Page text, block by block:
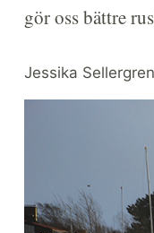
gör oss bättre
Jessika